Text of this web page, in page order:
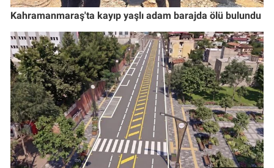
Kahramanmaraş'ta kayıp yaşlı adam barajda ölü bulundu